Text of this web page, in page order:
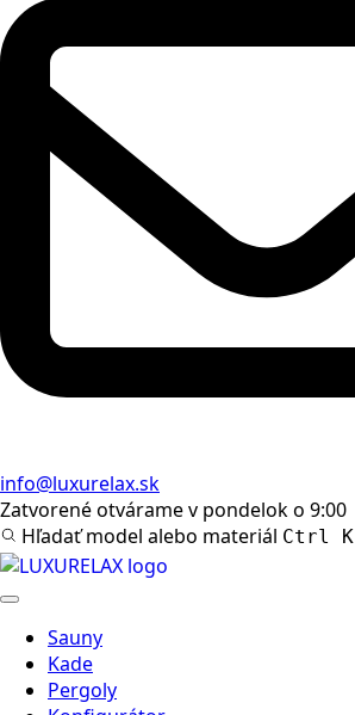
info@luxurelax.sk
Zatvorenéotvárame v pondelok o 9:00
Hľadať model alebo materiál Ctrl K
Sauny
Kade
Pergoly